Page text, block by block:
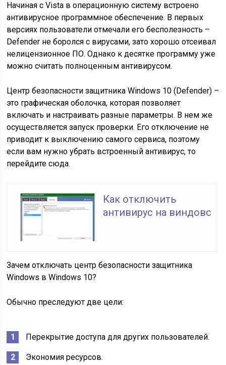
Начиная с Vista в операционную систему встроено
антивирусное программное обеспечение. В первых
версиях пользователи отмечали его бесполезность –
Defender не боролся с вирусами, зато хорошо отсеивал
нелицензионное ПО. Однако к десятке программу уже
можно считать полноценным антивирусом.
Центр безопасности защитника Windows 10 (Defender) –
это графическая оболочка, которая позволяет
включать и настраивать разные параметры. В нем же
осуществляется запуск проверки. Его отключение не
приводит к выключению самого сервиса, поэтому
если вам нужно убрать встроенный антивирус, то
перейдите сюда.
Как отключить
антивирус на виндовс
Зачем отключать центр безопасности защитника
Windows в Windows 10?
Обычно преследуют две цели:
Перекрытие доступа для других пользователей.
Экономия ресурсов.